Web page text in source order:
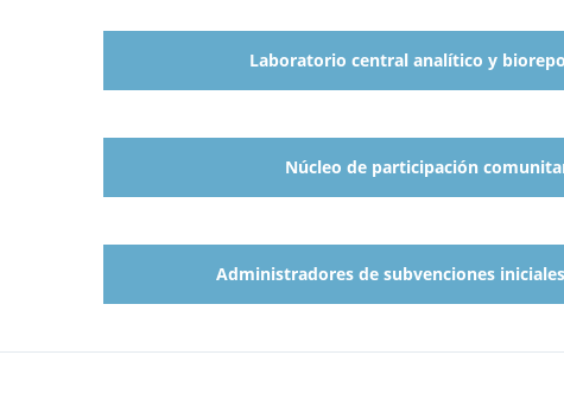
Laboratorio central analítico y
Núcleo de participación
Administradores de subvenciones